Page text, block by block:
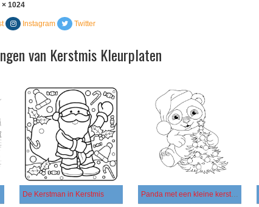
× 1024
Instagram Twitter
van Kerstmis Kleurplaten
De Kerstman in Kerstmis Panda met een kleine kerstboom